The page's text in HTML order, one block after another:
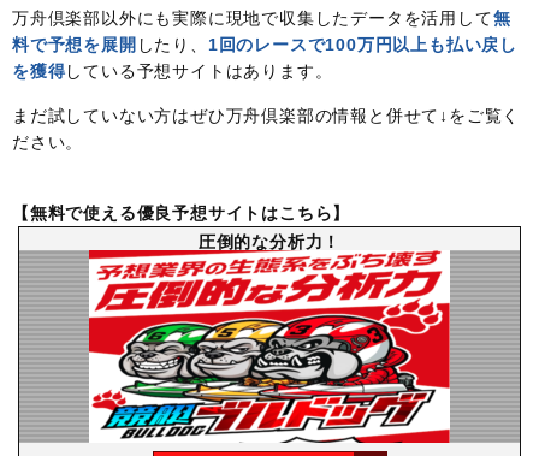
万舟倶楽部以外にも実際に現地で収集したデータを活用して無
料で予想を展開 したり、 1回のレースで100万円以上も払い戻し
を獲得している予想サイトはあります。
まだ試していない方はぜひ万舟倶楽部の情報と併せて↓をご覧く
ださい。
【無料で使える優良予想サイトはこちら】
圧倒的な分析力！